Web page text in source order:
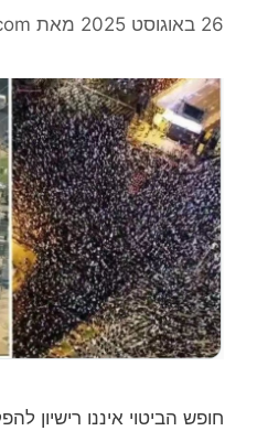
26 באוגוסט 2025 מאת
חופש הביטוי איננו רישיון